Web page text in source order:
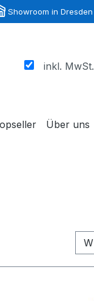
Showroom in Dresden
inkl. MwSt.
Über uns